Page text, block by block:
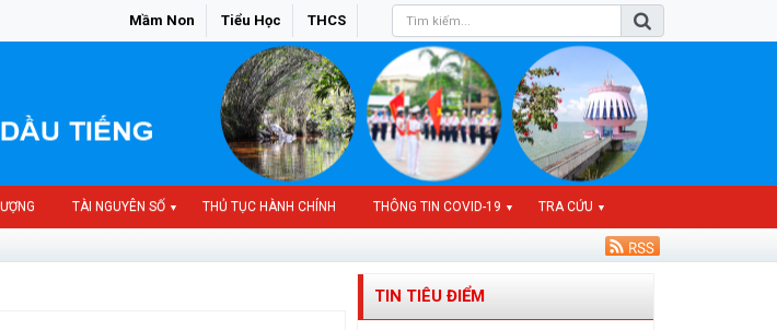
Mầm Non Tiểu Học THCS
TÀI NGUYÊN SỐ ▼ THỦ TỤC HÀNH CHÍNH THÔNG TIN COVID-19 ▼ TRA CỨU ▼
TIN TIÊU ĐIỂM